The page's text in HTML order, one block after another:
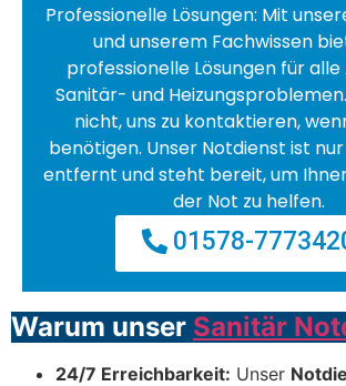
Professionelle Lösungen: Mit
und unserem Fachwissen
professionelle Lösungen für
Sanitär- und
nicht, uns zu kontaktieren,
benötigen. Unser Notdienst ist
entfernt und steht bereit, um
der Not zu helfen.
01578-
Warum unser Sanitär
24/7 Erreichbarkeit: Unser